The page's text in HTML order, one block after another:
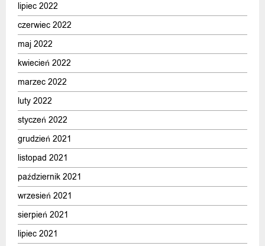
lipiec 2022
czerwiec 2022
maj 2022
kwiecień 2022
marzec 2022
luty 2022
styczeń 2022
grudzień 2021
listopad 2021
październik 2021
wrzesień 2021
sierpień 2021
lipiec 2021